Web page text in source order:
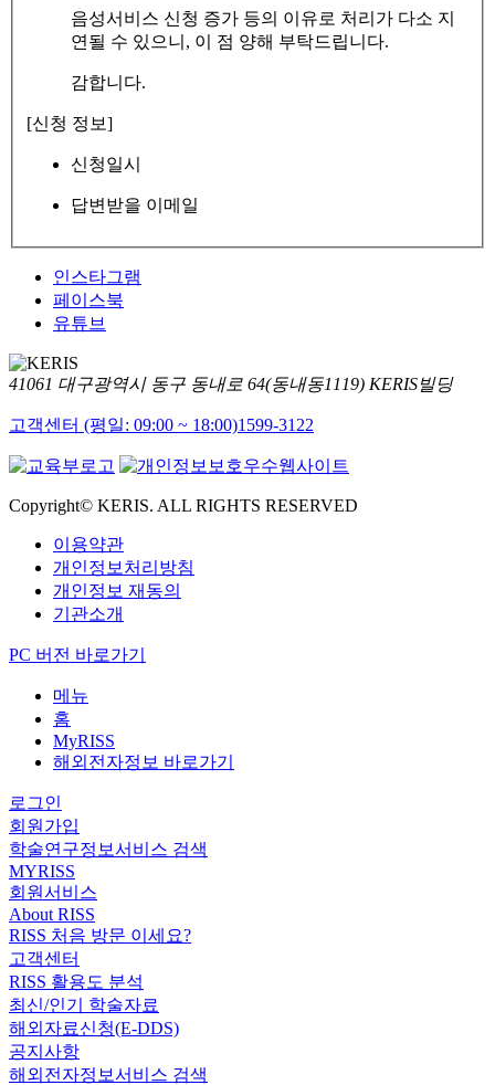
음성서비스 신청 증가 등의 이유로 처리가 다소 지
연될 수 있으니, 이 점 양해 부탁드립니다.
감합니다.
[신청 정보]
신청일시
답변받을 이메일
인스타그램
페이스북
유튜브
41061 대구광역시 동구 동내로 64(동내동1119) KERIS빌딩
고객센터 (평일: 09:00 ~ 18:00)1599-3122
Copyright© KERIS. ALL RIGHTS RESERVED
이용약관
개인정보처리방침
개인정보 재동의
기관소개
PC 버전 바로가기
메뉴
홈
MyRISS
해외전자정보 바로가기
로그인
회원가입
학술연구정보서비스 검색
MYRISS
회원서비스
About RISS
RISS 처음 방문 이세요?
고객센터
RISS 활용도 분석
최신/인기 학술자료
해외자료신청(E-DDS)
공지사항
해외전자정보서비스 검색